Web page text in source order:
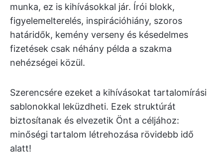
munka, ez is kihívásokkal jár. Írói blokk,
figyelemelterelés, inspirációhiány, szoros
határidők, kemény verseny és késedelmes
fizetések csak néhány példa a szakma
nehézségei közül.
Szerencsére ezeket a kihívásokat tartalomírási
sablonokkal leküzdheti. Ezek struktúrát
biztosítanak és elvezetik Önt a céljához:
minőségi tartalom létrehozása rövidebb idő
alatt!